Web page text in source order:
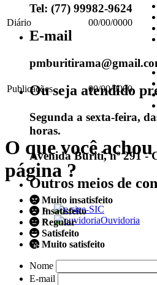
Tel: (77) 99982-9624
E-mail
Ou seja atendido
Segunda a sexta-feira,
horas.
Avenida Buriti, nº 291 -
Outros meios de
e-SIC
Ouvidoria
Diário 00/00/0000
Publicações 00/00/0000
O que você achou
página ?
Muito insatisfeito
Insatisfeito
Regular
Satisfeito
Muito satisfeito
Nome
E-mail